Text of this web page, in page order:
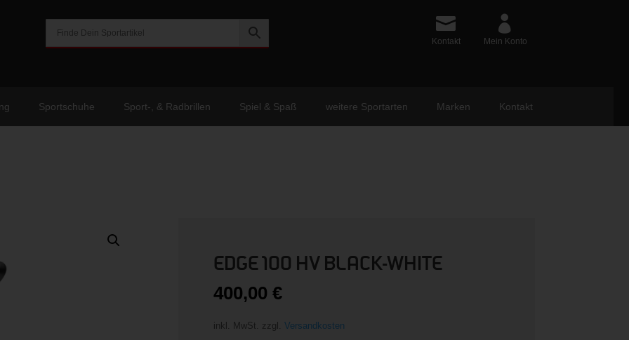
Kontakt Mein Konto
Sportschuhe Sport-, & Radbrillen Spiel & Spaß weitere Sportarten Marken Kontakt
EDGE 100 HV BLACK-WHITE
400,00 €
inkl. MwSt. zzgl. Versandkosten